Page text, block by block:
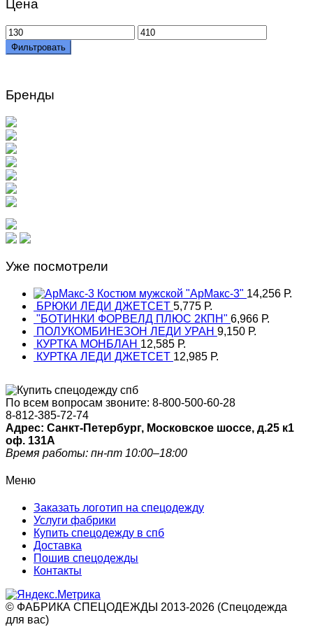
Цена
Минимальная
цена
Максимальная
цена
Фильтровать
Бренды
Уже посмотрели
Костюм мужской "АрМакс-3" 14,256 Р.
БРЮКИ ЛЕДИ ДЖЕТСЕТ 5,775 Р.
"БОТИНКИ ФОРВЕЛД ПЛЮС 2КПН" 6,966 Р.
ПОЛУКОМБИНЕЗОН ЛЕДИ УРАН 9,150 Р.
КУРТКА МОНБЛАН 12,585 Р.
КУРТКА ЛЕДИ ДЖЕТСЕТ 12,985 Р.
По всем вопросам звоните: 8-800-500-60-28
8-812-385-72-74
Адрес: Санкт-Петербург, Московское шоссе, д.25 к1
оф. 131A
Время работы: пн-пт 10:00–18:00
Меню
Заказать логотип на спецодежду
Услуги фабрики
Купить спецодежду в спб
Доставка
Пошив спецодежды
Контакты
© ФАБРИКА СПЕЦОДЕЖДЫ 2013-2026 (Спецодежда
для вас)